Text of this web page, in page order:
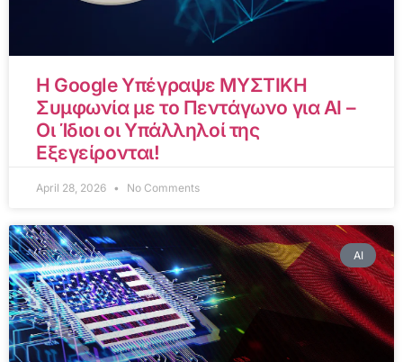
Η Google Υπέγραψε ΜΥΣΤΙΚΗ
Συμφωνία με το Πεντάγωνο για AI –
Οι Ίδιοι οι Υπάλληλοί της
Εξεγείρονται!
April 28, 2026 No Comments
AI